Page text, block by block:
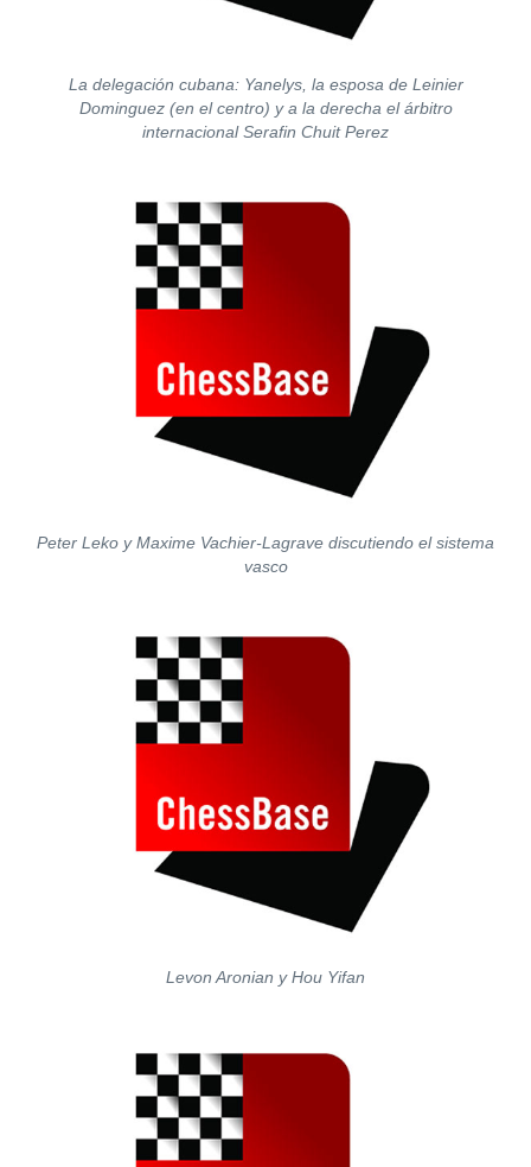
La delegación cubana: Yanelys, la esposa de Leinier
Dominguez (en el centro) y a la derecha el árbitro
internacional Serafin Chuit Perez
Peter Leko y Maxime Vachier-Lagrave discutiendo el sistema
vasco
Levon Aronian y Hou Yifan